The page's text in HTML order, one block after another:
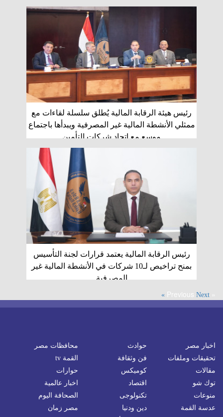
رئيس هيئة الرقابة المالية يُطلق سلسلة لقاءات مع
ممثلي الأنشطة المالية غير المصرفية ويبدأها باجتماع
موسع مع اتحاد شركات التأمين
رئيس الرقابة المالية يعتمد قرارات لجنة التأسيس
بمنح تراخيص لـ10 شركات في الأنشطة المالية غير
المصرفية
« Previous
Next »
اخبار مصر حوادث
محافظات مصر
تحقيقات وملفات
فن وثقافة
القمة tv
مقالات
كوميكس
حوارات
توك شو
اقتصاد
اخبار عالمية
منوعات
تكنولوجى
الصحافة اليوم
عدسة القمة
دين ودنيا
مصر زمان